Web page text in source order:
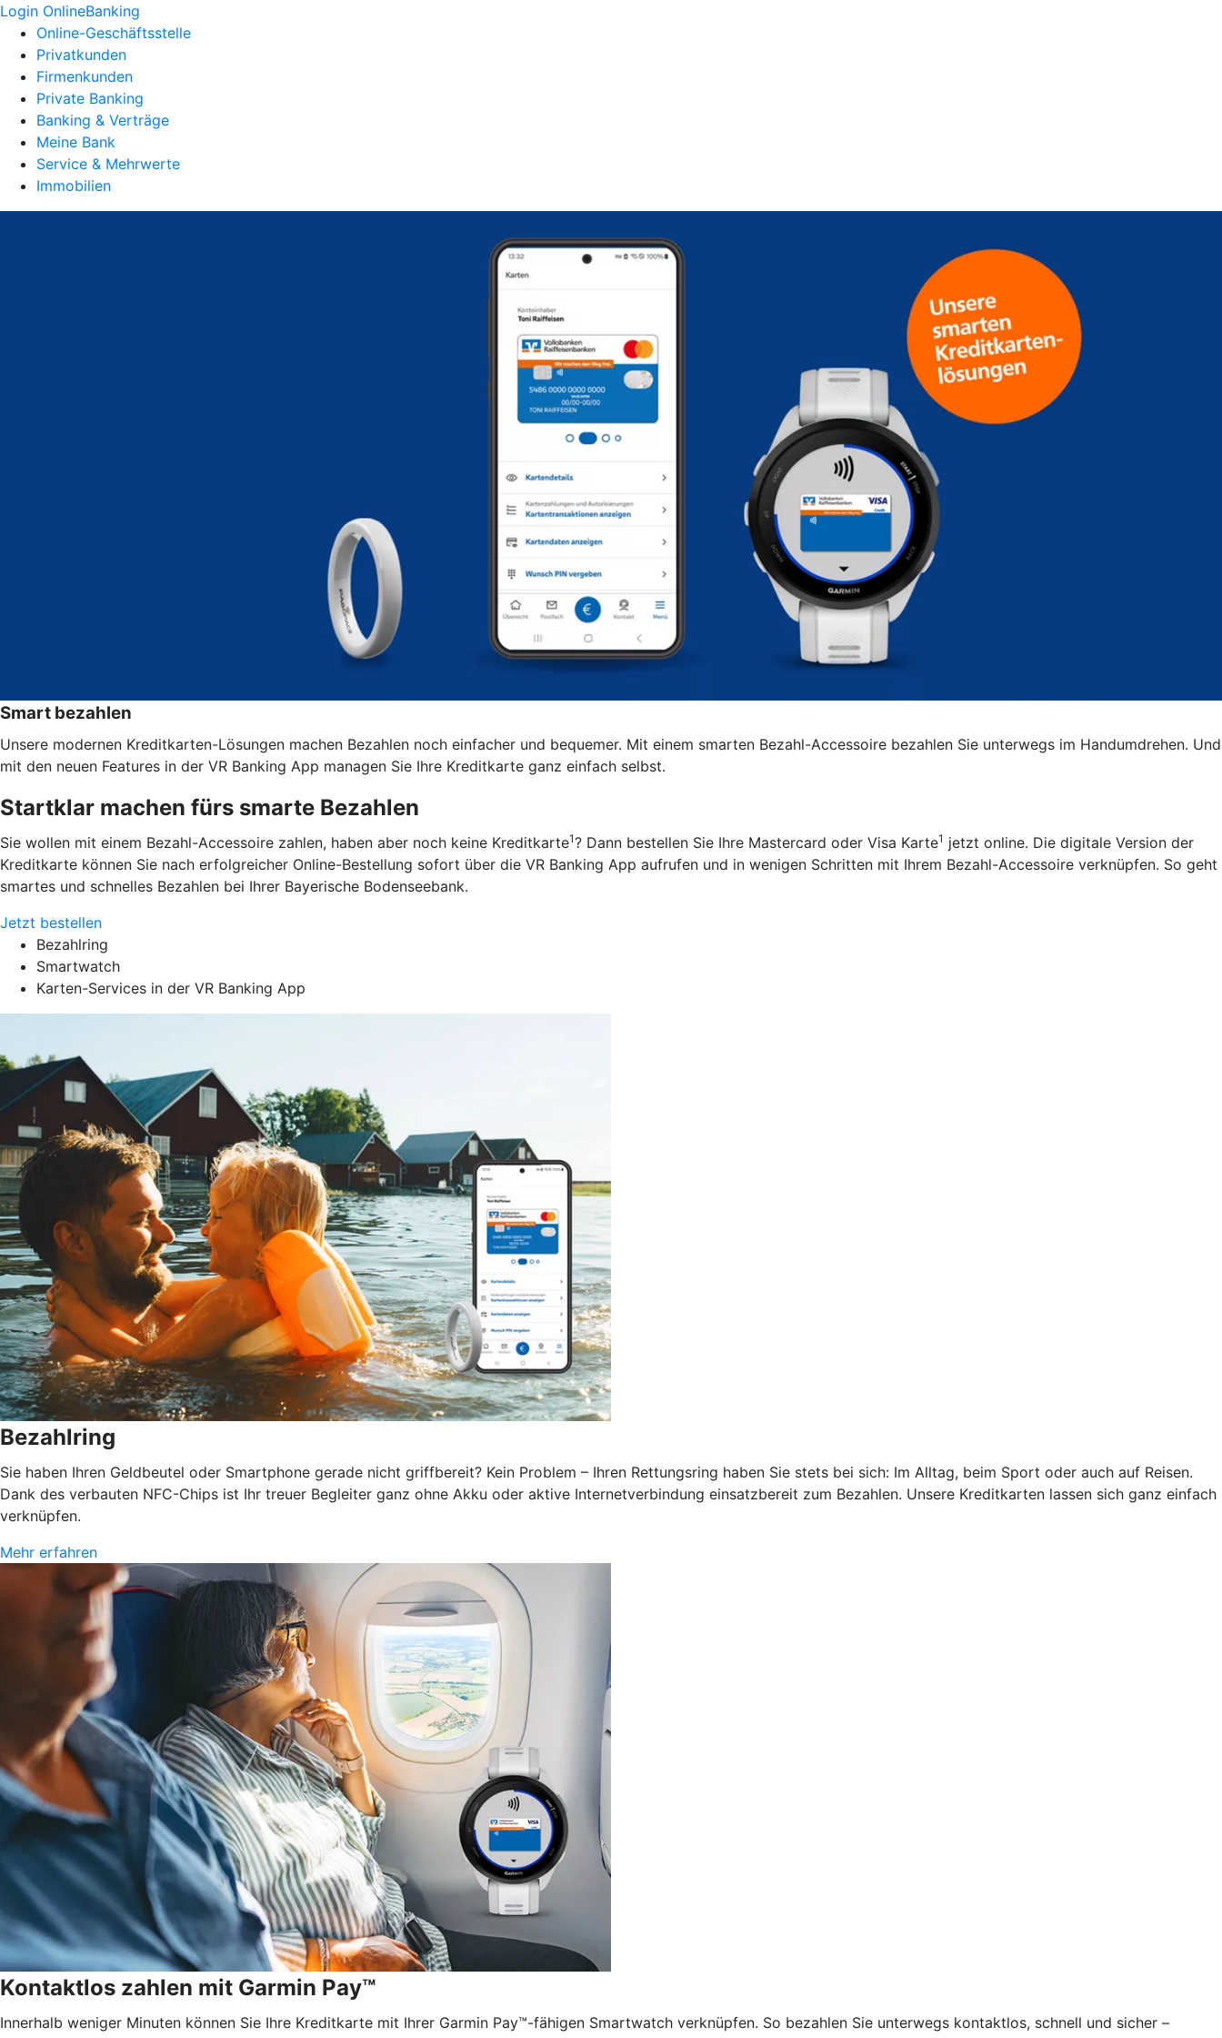
Login OnlineBanking
Online-Geschäftsstelle
Privatkunden
Firmenkunden
Private Banking
Banking & Verträge
Meine Bank
Service & Mehrwerte
Immobilien
Smart bezahlen
Unsere modernen Kreditkarten-Lösungen machen Bezahlen noch einfacher und bequemer. Mit einem smarten Bezahl-Accessoire bezahlen Sie unterwegs im Handumdrehen. Und
mit den neuen Features in der VR Banking App managen Sie Ihre Kreditkarte ganz einfach selbst.
Startklar machen fürs smarte Bezahlen
Sie wollen mit einem Bezahl-Accessoire zahlen, haben aber noch keine Kreditkarte1? Dann bestellen Sie Ihre Mastercard oder Visa Karte1 jetzt online. Die digitale Version der
Kreditkarte können Sie nach erfolgreicher Online-Bestellung sofort über die VR Banking App aufrufen und in wenigen Schritten mit Ihrem Bezahl-Accessoire verknüpfen. So geht
smartes und schnelles Bezahlen bei Ihrer Bayerische Bodenseebank.
Jetzt bestellen
Bezahlring
Smartwatch
Karten-Services in der VR Banking App
Bezahlring
Sie haben Ihren Geldbeutel oder Smartphone gerade nicht griffbereit? Kein Problem – Ihren Rettungsring haben Sie stets bei sich: Im Alltag, beim Sport oder auch auf Reisen.
Dank des verbauten NFC-Chips ist Ihr treuer Begleiter ganz ohne Akku oder aktive Internetverbindung einsatzbereit zum Bezahlen. Unsere Kreditkarten lassen sich ganz einfach
verknüpfen.
Mehr erfahren
Kontaktlos zahlen mit Garmin Pay™
Innerhalb weniger Minuten können Sie Ihre Kreditkarte mit Ihrer Garmin Pay™-fähigen Smartwatch verknüpfen. So bezahlen Sie unterwegs kontaktlos, schnell und sicher –